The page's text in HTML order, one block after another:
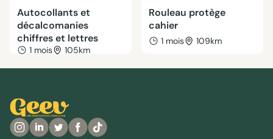
Autocollants et
décalcomanies
chiffres et lettres
1 mois 105km
Rouleau protège
cahier
1 mois 109km